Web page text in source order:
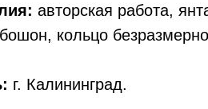
авторская работа,
кольцо
г. Калининград.